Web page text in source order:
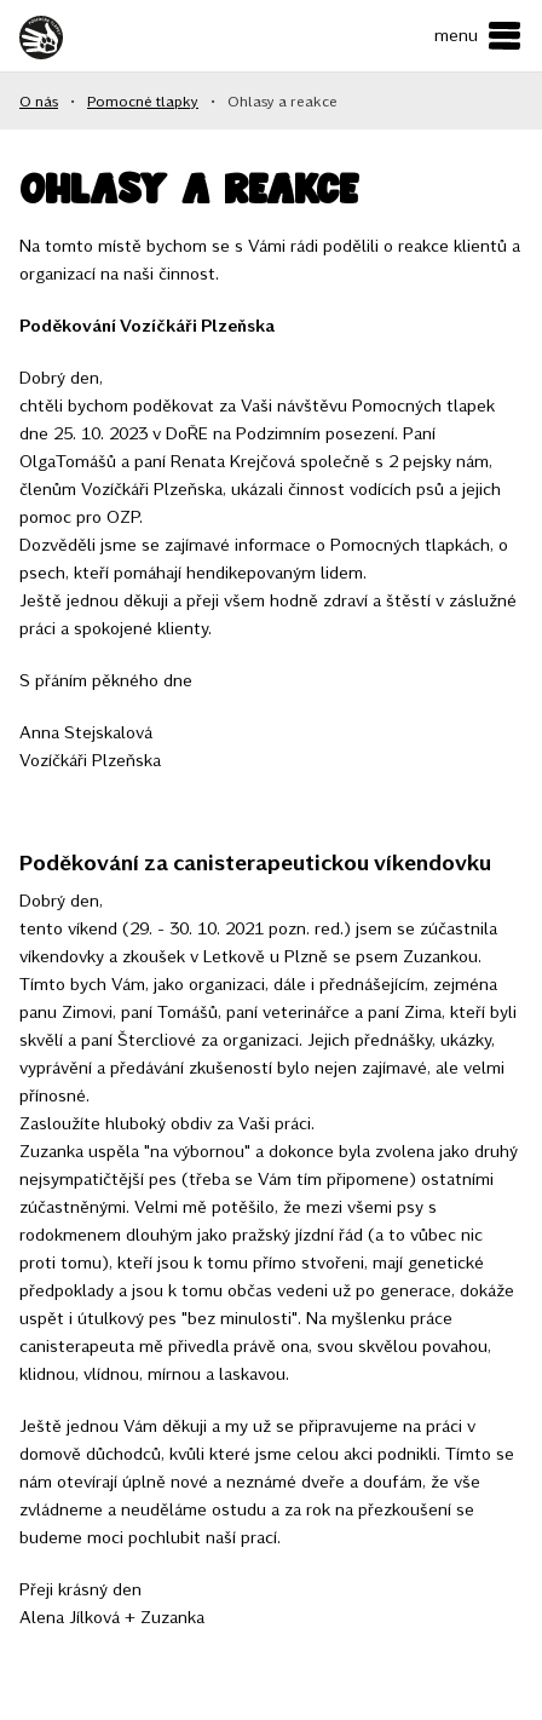
menu
O NÁS
NAŠE SLUŽBY
O nás • Pomocné tlapky • Ohlasy a reakce
Ohlasy a reakce
Na tomto místě bychom se s Vámi rádi podělili o reakce klientů a
organizací na naši činnost.
Poděkování Vozíčkáři Plzeňska
Dobrý den,
chtěli bychom poděkovat za Vaši návštěvu Pomocných tlapek
dne 25. 10. 2023 v DoŘE na Podzimním posezení. Paní
OlgaTomášů a paní Renata Krejčová společně s 2 pejsky nám,
členům Vozíčkáři Plzeňska, ukázali činnost vodících psů a jejich
pomoc pro OZP.
Dozvěděli jsme se zajímavé informace o Pomocných tlapkách, o
psech, kteří pomáhají hendikepovaným lidem.
Ještě jednou děkuji a přeji všem hodně zdraví a štěstí v záslužné
práci a spokojené klienty.
S přáním pěkného dne
Anna Stejskalová
Vozíčkáři Plzeňska
Poděkování za canisterapeutickou víkendovku
Dobrý den,
tento víkend (29. - 30. 10. 2021 pozn. red.) jsem se zúčastnila
víkendovky a zkoušek v Letkově u Plzně se psem Zuzankou.
Tímto bych Vám, jako organizaci, dále i přednášejícím, zejména
panu Zimovi, paní Tomášů, paní veterinářce a paní Zima, kteří byli
skvělí a paní Štercliové za organizaci. Jejich přednášky, ukázky,
vyprávění a předávání zkušeností bylo nejen zajímavé, ale velmi
přínosné.
Zasloužíte hluboký obdiv za Vaši práci.
Zuzanka uspěla "na výbornou" a dokonce byla zvolena jako druhý
nejsympatičtější pes (třeba se Vám tím připomene) ostatními
zúčastněnými. Velmi mě potěšilo, že mezi všemi psy s
rodokmenem dlouhým jako pražský jízdní řád (a to vůbec nic
proti tomu), kteří jsou k tomu přímo stvořeni, mají genetické
předpoklady a jsou k tomu občas vedeni už po generace, dokáže
uspět i útulkový pes "bez minulosti". Na myšlenku práce
canisterapeuta mě přivedla právě ona, svou skvělou povahou,
klidnou, vlídnou, mírnou a laskavou.
Ještě jednou Vám děkuji a my už se připravujeme na práci v
domově důchodců, kvůli které jsme celou akci podnikli. Tímto se
nám otevírají úplně nové a neznámé dveře a doufám, že vše
zvládneme a neuděláme ostudu a za rok na přezkoušení se
budeme moci pochlubit naší prací.
Přeji krásný den
Alena Jílková + Zuzanka